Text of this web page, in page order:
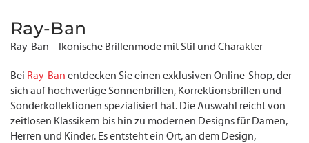
Ray-Ban
Ray-Ban – Ikonische Brillenmode mit Stil und Charakter
Bei Ray-Ban entdecken Sie einen exklusiven Online-Shop, der
sich auf hochwertige Sonnenbrillen, Korrektionsbrillen und
Sonderkollektionen spezialisiert hat. Die Auswahl reicht von
zeitlosen Klassikern bis hin zu modernen Designs für Damen,
Herren und Kinder. Es entsteht ein Ort, an dem Design,